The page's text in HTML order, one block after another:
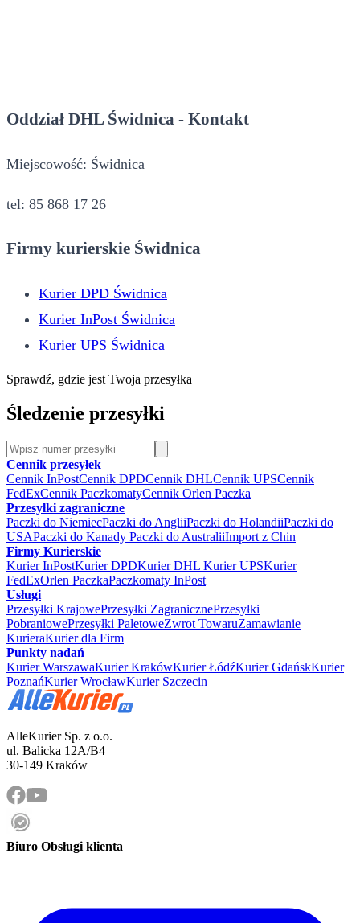
Oddział DHL Świdnica - Kontakt
Miejscowość: Świdnica
tel: 85 868 17 26
Firmy kurierskie Świdnica
Kurier DPD Świdnica
Kurier InPost Świdnica
Kurier UPS Świdnica
Sprawdź, gdzie jest Twoja przesyłka
Śledzenie przesyłki
Cennik przesyłek
Cennik InPostCennik DPDCennik DHLCennik UPSCennik
FedExCennik PaczkomatyCennik Orlen Paczka
Przesyłki zagraniczne
Paczki do NiemiecPaczki do AngliiPaczki do HolandiiPaczki do
USAPaczki do Kanady Paczki do AustraliiImport z Chin
Firmy Kurierskie
Kurier InPostKurier DPDKurier DHL Kurier UPSKurier
FedExOrlen PaczkaPaczkomaty InPost
Usługi
Przesyłki KrajowePrzesyłki ZagranicznePrzesyłki
PobraniowePrzesyłki PaletoweZwrot TowaruZamawianie
KurieraKurier dla Firm
Punkty nadań
Kurier WarszawaKurier KrakówKurier ŁódźKurier GdańskKurier
PoznańKurier WrocławKurier Szczecin
AlleKurier Sp. z o.o.
ul. Balicka 12A/B4
30-149 Kraków
Biuro Obsługi klienta